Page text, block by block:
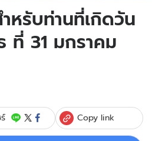
หรับท่านที่เกิดวัน
ที่ 31 มกราคม
Copy link